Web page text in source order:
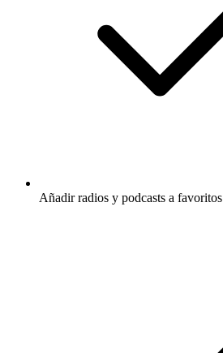
Añadir radios y podcasts a favoritos